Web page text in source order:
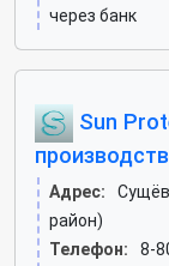
через банк
Sun
Адрес:
район)
Телефон:
8-